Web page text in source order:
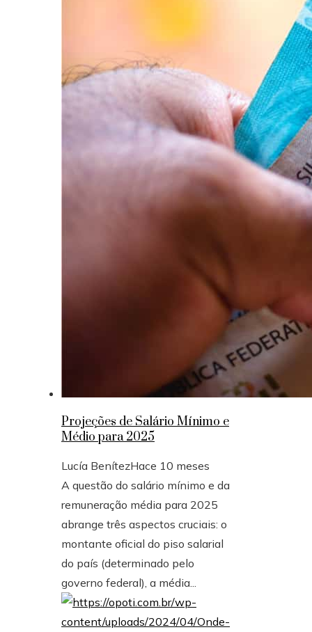
Projeções de Salário Mínimo e
Médio para 2025
Lucía BenítezHace 10 meses
A questão do salário mínimo e da
remuneração média para 2025
abrange três aspectos cruciais: o
montante oficial do piso salarial
do país (determinado pelo
governo federal), a média...